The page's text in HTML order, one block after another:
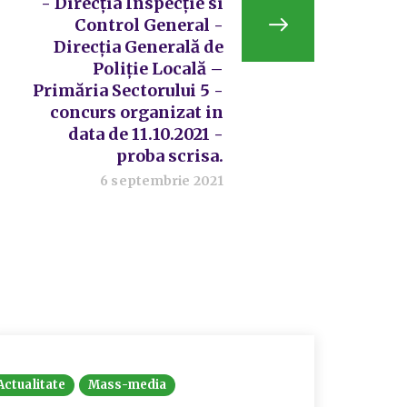
Control General -
Direcția Generală de
Poliție Locală –
Primăria Sectorului 5 -
concurs organizat in
data de 11.10.2021 -
proba scrisa.
6 septembrie 2021
Mass-media